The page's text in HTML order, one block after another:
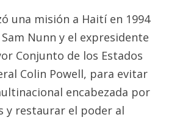
una misión a Haití en 1994
Nunn y el expresidente
Conjunto de los Estados
Colin Powell, para evitar
encabezada por
y restaurar el poder al